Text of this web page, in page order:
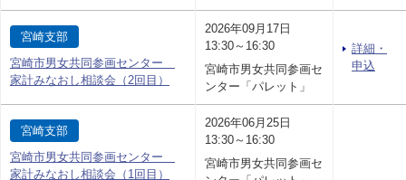
宮崎支部
宮崎市男女共同参画センター
家計みなおし相談会（2回目）
2026年09月17日
13:30～16:30
宮崎市男女共同参画セ
ンター「パレット」
詳細・
申込
宮崎支部
宮崎市男女共同参画センター
家計みなおし相談会（1回目）
2026年06月25日
13:30～16:30
宮崎市男女共同参画セ